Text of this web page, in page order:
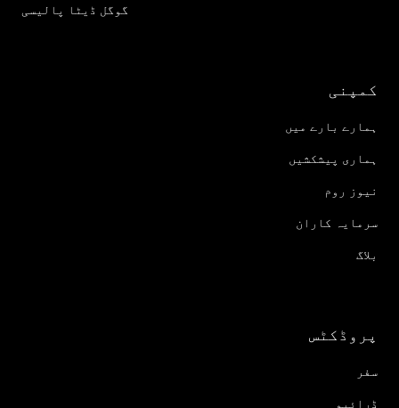
گوگل ڈیٹا پالیسی
کمپنی
ہمارے بارے میں
ہماری پیشکشیں
نیوز روم
سرمایہ کاران
بلاگ
پروڈکٹس
سفر
ڈرائیو